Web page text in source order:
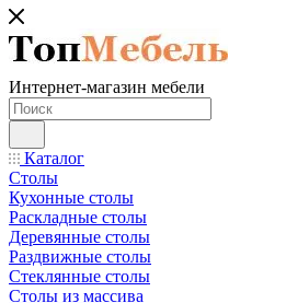
Интернет-магазин мебели
Каталог
Столы
Кухонные столы
Раскладные столы
Деревянные столы
Раздвижные столы
Стеклянные столы
Столы из массива